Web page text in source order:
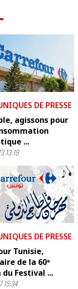
DE PRESSE
agissons pour
...
13:19
DE PRESSE
Tunisie,
de la 60ᵉ
Festival ...
15:34